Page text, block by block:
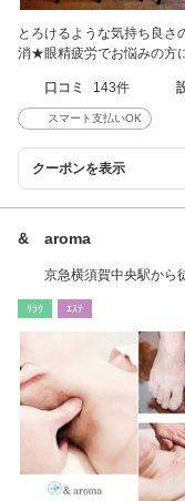
とろけるような気持ち良さ
消★眼精疲労でお悩みの方
口コミ 143件
スマート支払いOK
クーポンを表示
& aroma
京急横須賀中央駅から
ﾘﾗｸ ｴｽﾃ